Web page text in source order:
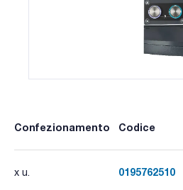
Confezionamento Codice
x u. 0195762510